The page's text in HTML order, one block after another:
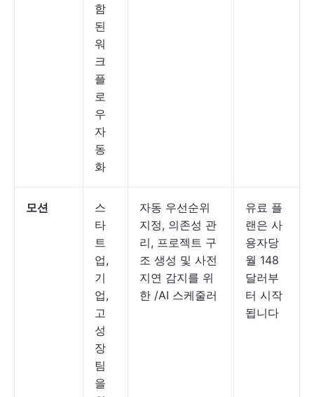
함
된
워
크
플
로
우
자
동
화
모션
스
타
트
업,
기
업,
고
성
장
팀
을
자동 우선순위
지정, 의존성 관
리, 프로젝트 구
조 생성 및 사전
지연 감지를 위
한 /AI 스케줄러
유료 플
랜은 사
용자당
월 148
달러부
터 시작
됩니다